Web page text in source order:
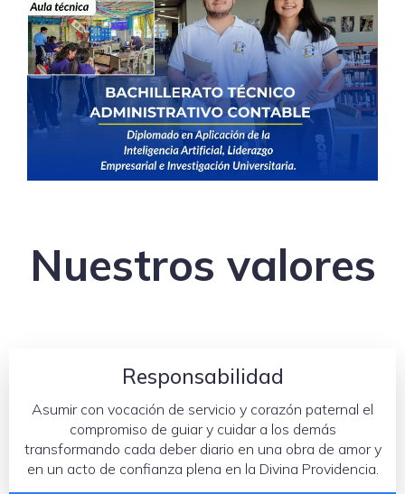
Nuestros valores
Responsabilidad
Asumir con vocación de servicio y corazón paternal el
compromiso de guiar y cuidar a los demás
transformando cada deber diario en una obra de amor y
en un acto de confianza plena en la Divina Providencia.